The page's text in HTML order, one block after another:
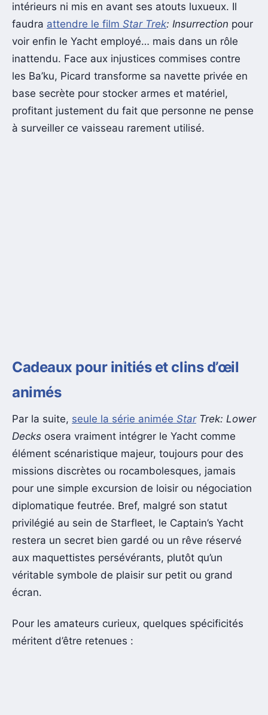
intérieurs ni mis en avant ses atouts luxueux. Il
faudra attendre le film Star Trek: Insurrection pour
voir enfin le Yacht employé… mais dans un rôle
inattendu. Face aux injustices commises contre
les Ba’ku, Picard transforme sa navette privée en
base secrète pour stocker armes et matériel,
profitant justement du fait que personne ne pense
à surveiller ce vaisseau rarement utilisé.
Cadeaux pour initiés et clins d’œil
animés
Par la suite, seule la série animée StarTrek: Lower
Decks osera vraiment intégrer le Yacht comme
élément scénaristique majeur, toujours pour des
missions discrètes ou rocambolesques, jamais
pour une simple excursion de loisir ou négociation
diplomatique feutrée. Bref, malgré son statut
privilégié au sein de Starfleet, le Captain’s Yacht
restera un secret bien gardé ou un rêve réservé
aux maquettistes persévérants, plutôt qu’un
véritable symbole de plaisir sur petit ou grand
écran.
Pour les amateurs curieux, quelques spécificités
méritent d’être retenues :